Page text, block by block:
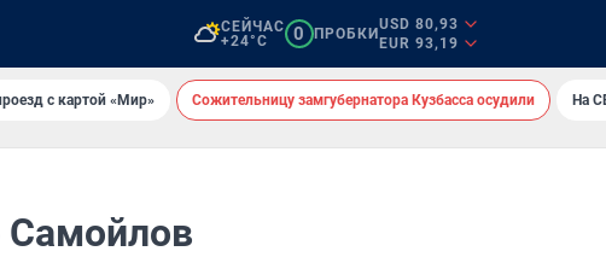
СЕЙЧАС
+24°C
0 ПРОБКИ
USD 80,93
EUR 93,19
с картой «Мир» Сожительницу замгубернатора Кузбасса осудили На
Самойлов